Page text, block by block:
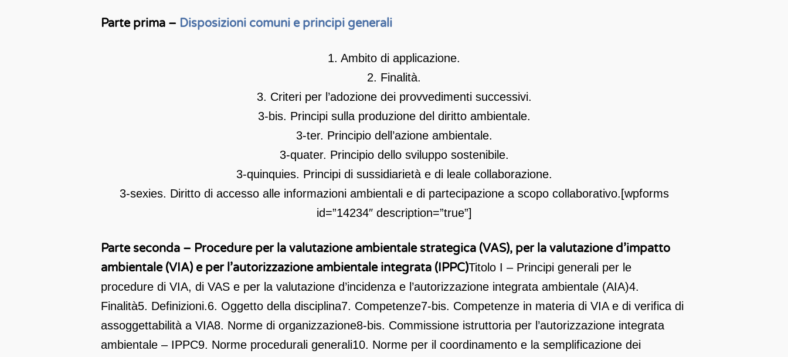
Parte prima – Disposizioni comuni e principi generali
1. Ambito di applicazione.
2. Finalità.
3. Criteri per l’adozione dei provvedimenti successivi.
3-bis. Principi sulla produzione del diritto ambientale.
3-ter. Principio dell’azione ambientale.
3-quater. Principio dello sviluppo sostenibile.
3-quinquies. Principi di sussidiarietà e di leale collaborazione.
3-sexies. Diritto di accesso alle informazioni ambientali e di partecipazione a scopo collaborativo.[wpforms
id=”14234″ description=”true”]
Parte seconda – Procedure per la valutazione ambientale strategica (VAS), per la valutazione d’impatto
ambientale (VIA) e per l’autorizzazione ambientale integrata (IPPC)Titolo I – Principi generali per le
procedure di VIA, di VAS e per la valutazione d’incidenza e l’autorizzazione integrata ambientale (AIA)4.
Finalità5. Definizioni.6. Oggetto della disciplina7. Competenze7-bis. Competenze in materia di VIA e di verifica di
assoggettabilità a VIA8. Norme di organizzazione8-bis. Commissione istruttoria per l’autorizzazione integrata
ambientale – IPPC9. Norme procedurali generali10. Norme per il coordinamento e la semplificazione dei